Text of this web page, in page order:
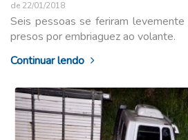
de 22/01/2018
Seis pessoas se feriram
presos por embriaguez ao volante.
Continuar lendo